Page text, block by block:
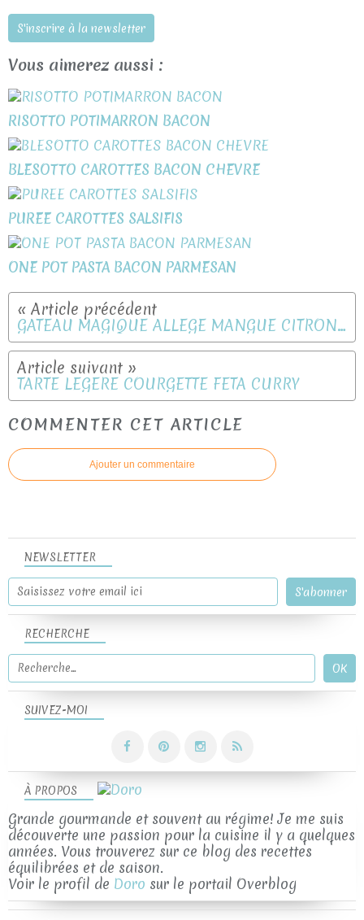
S'inscrire à la newsletter
Vous aimerez aussi :
RISOTTO POTIMARRON BACON
BLESOTTO CAROTTES BACON CHEVRE
PUREE CAROTTES SALSIFIS
ONE POT PASTA BACON PARMESAN
GATEAU MAGIQUE ALLEGE MANGUE CITRON VERT
TARTE LEGERE COURGETTE FETA CURRY
COMMENTER CET ARTICLE
Ajouter un commentaire
NEWSLETTER
SUIVEZ-MOI
RECHERCHE
À PROPOS
Grande gourmande et souvent au régime! Je me suis
découverte une passion pour la cuisine il y a quelques
années. Vous trouverez sur ce blog des recettes
équilibrées et de saison.
Voir le profil de Doro sur le portail Overblog